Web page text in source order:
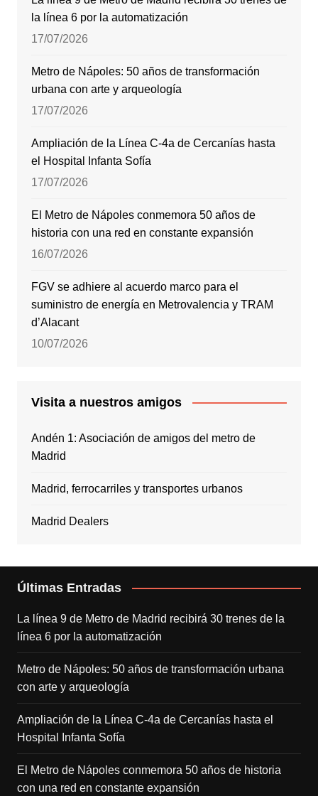
la línea 6 por la automatización
17/07/2026
Metro de Nápoles: 50 años de transformación
urbana con arte y arqueología
17/07/2026
Ampliación de la Línea C-4a de Cercanías hasta
el Hospital Infanta Sofía
17/07/2026
El Metro de Nápoles conmemora 50 años de
historia con una red en constante expansión
16/07/2026
FGV se adhiere al acuerdo marco para el
suministro de energía en Metrovalencia y TRAM
d’Alacant
10/07/2026
Visita a nuestros amigos
Andén 1: Asociación de amigos del metro de
Madrid
Madrid, ferrocarriles y transportes urbanos
Madrid Dealers
Últimas Entradas
La línea 9 de Metro de Madrid recibirá 30 trenes de la
línea 6 por la automatización
Metro de Nápoles: 50 años de transformación urbana
con arte y arqueología
Ampliación de la Línea C-4a de Cercanías hasta el
Hospital Infanta Sofía
El Metro de Nápoles conmemora 50 años de historia
con una red en constante expansión